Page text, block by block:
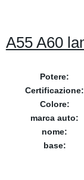
A55 A60
Potere:
Certificazione:
Colore:
marca auto:
nome:
base: